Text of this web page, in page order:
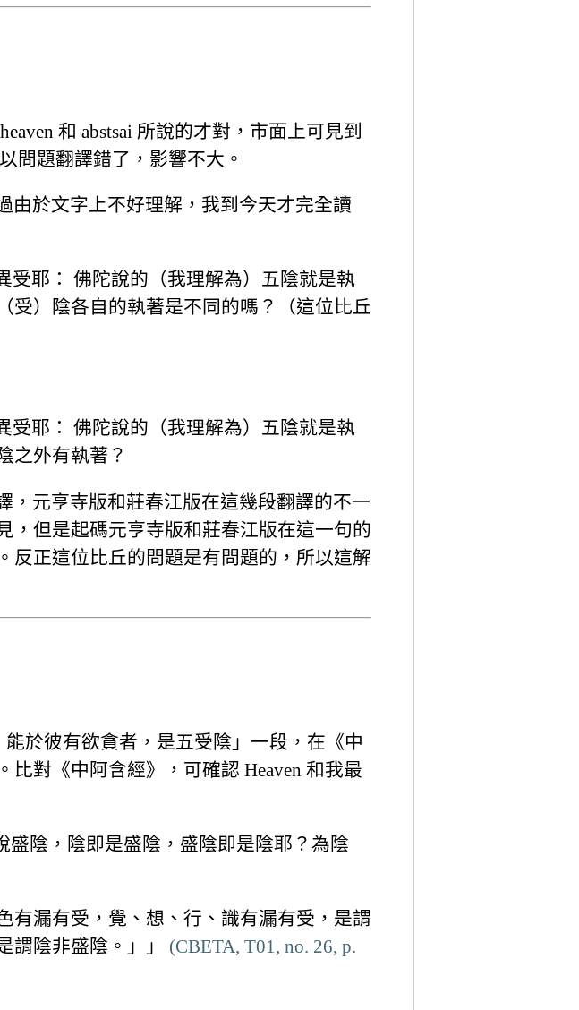
和 abstsai 所說的才對，市面上可見到
問題翻譯錯了，影響不大。
由於文字上不好理解，我到今天才完全讀
受耶： 佛陀說的（我理解為）五陰就是執
受）陰各自的執著是不同的嗎？（這位比丘
受耶： 佛陀說的（我理解為）五陰就是執
之外有執著？
，元亨寺版和莊春江版在這幾段翻譯的不一
，但是起碼元亨寺版和莊春江版在這一句的
反正這位比丘的問題是有問題的，所以這解
於彼有欲貪者，是五受陰」一段，在《中
對《中阿含經》，可確認 Heaven 和我最
盛陰，陰即是盛陰，盛陰即是陰耶？為陰
有漏有受，覺、想、行、識有漏有受，是謂
謂陰非盛陰。」」 (CBETA, T01, no. 26, p.